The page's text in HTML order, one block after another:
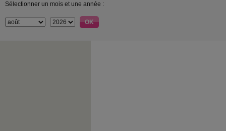
Sélectionner un mois et une année :